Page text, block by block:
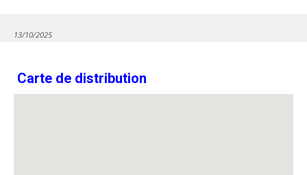
13/10/2025
Carte de distribution